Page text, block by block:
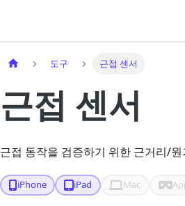
도구 근접 센서
근접 센서
근접 동작을 검증하기 위한 근거리/
iPhone iPad Mac